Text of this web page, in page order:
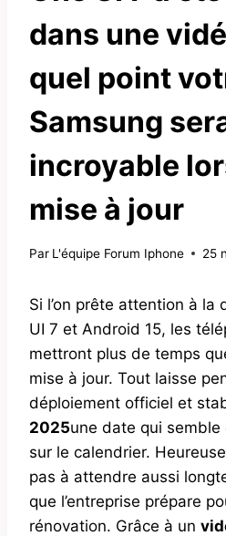
dans une
quel point
Samsung
incroyable
mise à jour
Par L'équipe Forum Iphone 25
Si l’on prête attention à la
UI 7 et Android 15, les
mettront plus de temps
mise à jour. Tout laisse
déploiement officiel et
2025une date qui
sur le calendrier.
pas à attendre aussi
que l’entreprise prépare
rénovation. Grâce à un